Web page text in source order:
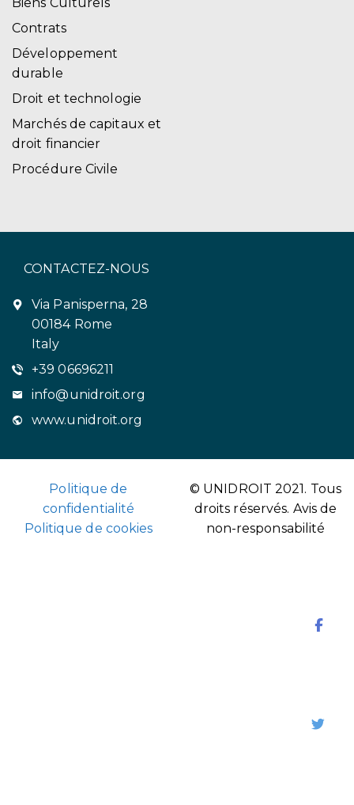
Contrats
Développement
durable
Droit et technologie
Marchés de capitaux et
droit financier
Procédure Civile
CONTACTEZ-NOUS
Via Panisperna, 28
00184 Rome
Italy
+39 06696211
info@unidroit.org
www.unidroit.org
Politique de
confidentialité
Politique de cookies
© UNIDROIT 2021. Tous
droits réservés. Avis de
non-responsabilité